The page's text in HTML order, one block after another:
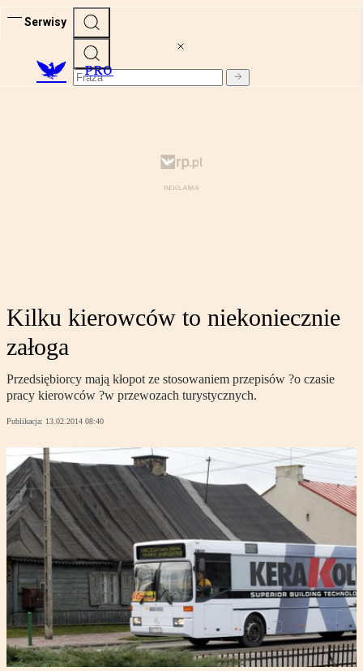
Serwisy
PRO
Kilku kierowców to niekoniecznie
załoga
Przedsiębiorcy mają kłopot ze stosowaniem przepisów ?o czasie
pracy kierowców ?w przewozach turystycznych.
Publikacja: 13.02.2014 08:40